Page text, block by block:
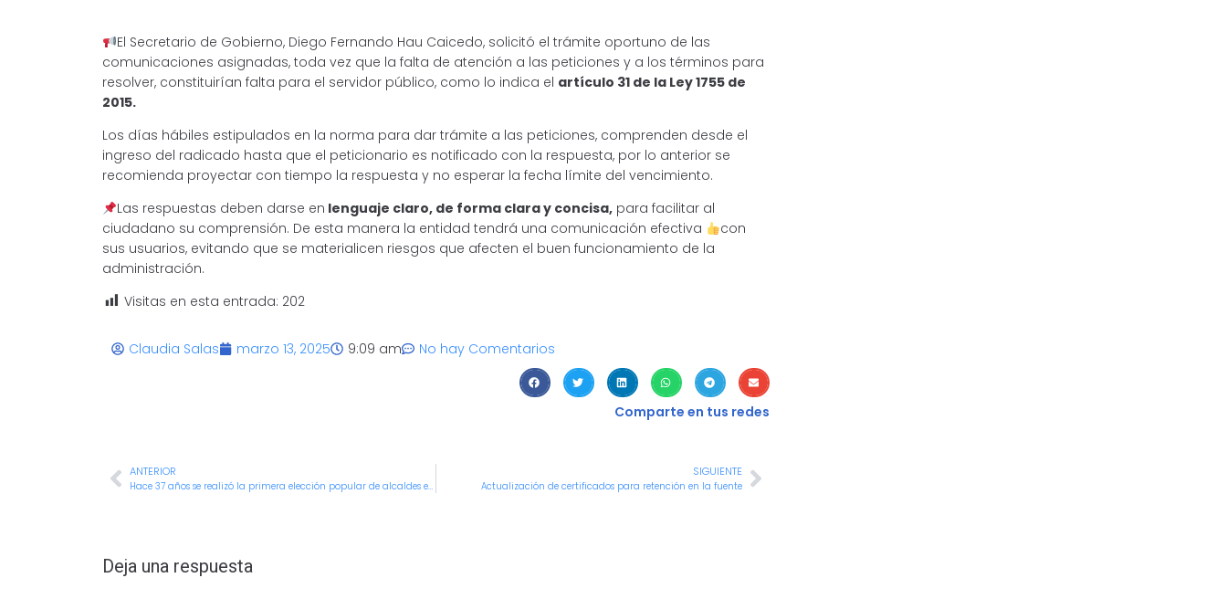
El Secretario de Gobierno, Diego Fernando Hau Caicedo, solicitó el trámite oportuno de las
comunicaciones asignadas, toda vez que la falta de atención a las peticiones y a los términos para
resolver, constituirían falta para el servidor público, como lo indica el artículo 31 de la Ley 1755 de
2015.
Los días hábiles estipulados en la norma para dar trámite a las peticiones, comprenden desde el
ingreso del radicado hasta que el peticionario es notificado con la respuesta, por lo anterior se
recomienda proyectar con tiempo la respuesta y no esperar la fecha límite del vencimiento.
Las respuestas deben darse en lenguaje claro, de forma clara y concisa,para facilitar al
ciudadano su comprensión. De esta manera la entidad tendrá una comunicación efectiva
con
sus usuarios, evitando que se materialicen riesgos que afecten el buen funcionamiento de la
administración.
Visitas en esta entrada: 202
Claudia Salas marzo 13, 2025 9:09 am No hay Comentarios
Comparte en tus redes
ANTERIOR
Hace 37 años se realizó la primera elección popular de alcaldes en Colombia
SIGUIENTE
Actualización de certificados para retención en la fuente
Deja una respuesta